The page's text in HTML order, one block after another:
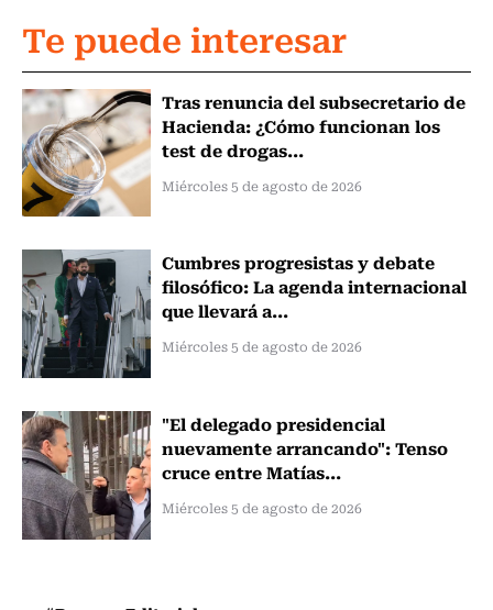
Te puede interesar
Tras renuncia del subsecretario de
Hacienda: ¿Cómo funcionan los
test de drogas...
Miércoles 5 de agosto de 2026
Cumbres progresistas y debate
filosófico: La agenda internacional
que llevará a...
Miércoles 5 de agosto de 2026
"El delegado presidencial
nuevamente arrancando": Tenso
cruce entre Matías...
Miércoles 5 de agosto de 2026